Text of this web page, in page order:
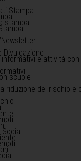
Stampa
stampa
Divulgazione
e attività
scuole
riduzione del rischio e
Social